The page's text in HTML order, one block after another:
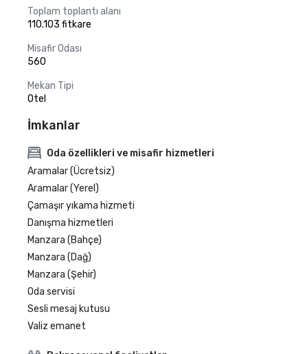
Toplam toplantı alanı
110.103 fitkare
Misafir Odası
560
Mekan Tipi
Otel
İmkanlar
Oda özellikleri ve misafir hizmetleri
Aramalar (Ücretsiz)
Aramalar (Yerel)
Çamaşır yıkama hizmeti
Danışma hizmetleri
Manzara (Bahçe)
Manzara (Dağ)
Manzara (Şehir)
Oda servisi
Sesli mesaj kutusu
Valiz emanet